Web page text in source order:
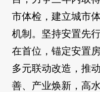
市体检，建立城市
机制。坚持安置先
在首位，锚定安置
多元联动改造，推
善、产业焕新，高